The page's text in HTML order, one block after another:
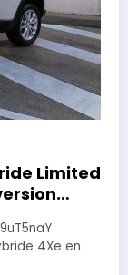
Limited
4Xe en